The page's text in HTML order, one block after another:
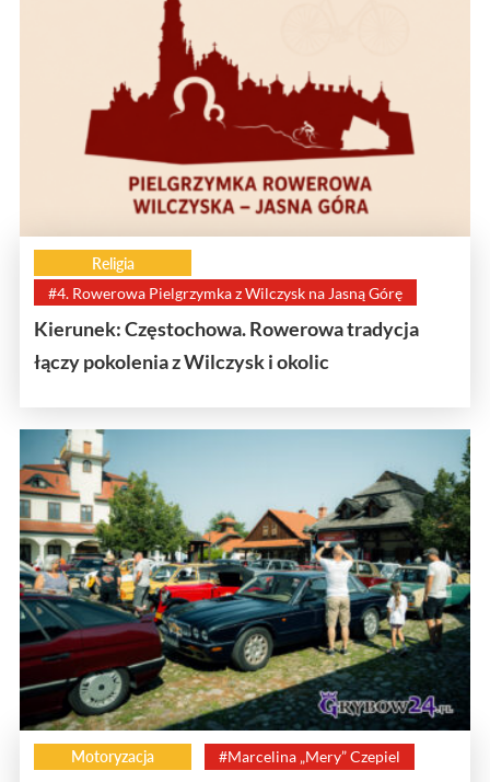
Religia
#4. Rowerowa Pielgrzymka z Wilczysk na Jasną Górę
Kierunek: Częstochowa. Rowerowa tradycja
łączy pokolenia z Wilczysk i okolic
Motoryzacja #Marcelina „Mery” Czepiel